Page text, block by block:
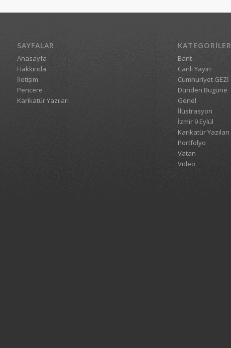
SAYFALAR
Anasayfa
Hakkında
İletişim
Pencere
Karikatür Yazıları
KATEGORILER
Bant
Canlı Yayın
Cumhuriyet GEZİ
Dünden Bugüne
Genel
İlüstrasyon
İzmir 9 Eylül
Karikatür Yazıları
Portfolyo
Vatan
Video